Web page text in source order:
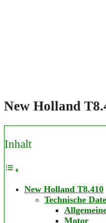
New Holland
Inhalt
New Holland T8.410
Technische
Motor